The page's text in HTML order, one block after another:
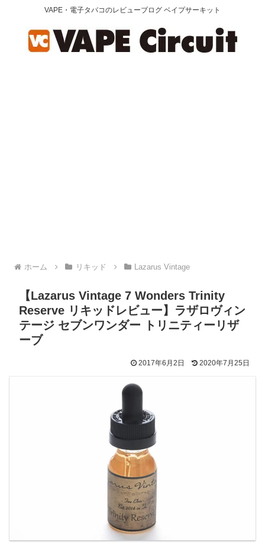
VAPE・電子タバコのレビューブログ ベイプサーキット
ホーム リキッド Lazarus Vintage
【Lazarus Vintage 7 Wonders Trinity
Reserve リキッドレビュー】ラザロヴィン
テージ セブンワンダー トリニティーリザ
ーブ
2017年6月2日 2020年7月25日